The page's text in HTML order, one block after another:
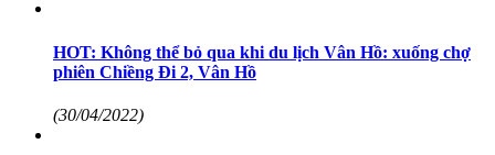
HOT: Không thể bỏ qua khi du lịch Vân Hồ: xuống chợ
phiên Chiềng Đi 2, Vân Hồ
(30/04/2022)